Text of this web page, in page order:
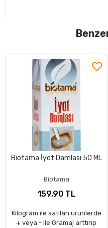
Biotama İyot Damlası 50 ML
Biotama
159,90 TL
Kilogram ile satılan ürünlerde
+ veya - ile Gramaj arttırıp